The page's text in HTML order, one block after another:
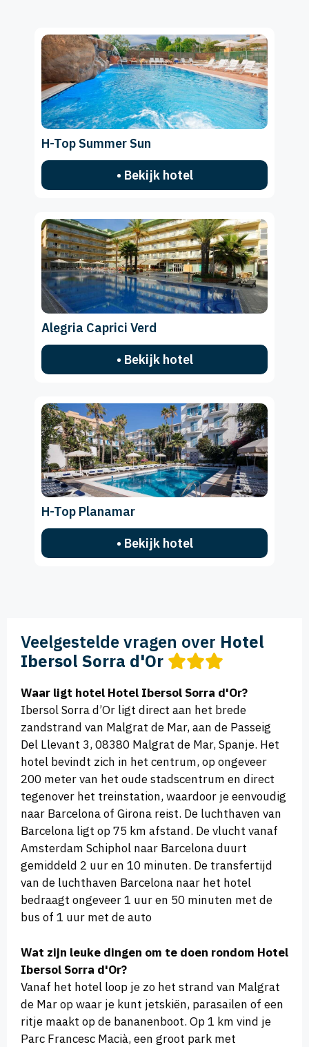
H-Top Summer Sun
• Bekijk hotel
Alegria Caprici Verd
• Bekijk hotel
H-Top Planamar
• Bekijk hotel
Veelgestelde vragen over Hotel
Ibersol Sorra d'Or
Waar ligt hotel Hotel Ibersol Sorra d'Or?
Ibersol Sorra d’Or ligt direct aan het brede
zandstrand van Malgrat de Mar, aan de Passeig
Del Llevant 3, 08380 Malgrat de Mar, Spanje. Het
hotel bevindt zich in het centrum, op ongeveer
200 meter van het oude stadscentrum en direct
tegenover het treinstation, waardoor je eenvoudig
naar Barcelona of Girona reist. De luchthaven van
Barcelona ligt op 75 km afstand. De vlucht vanaf
Amsterdam Schiphol naar Barcelona duurt
gemiddeld 2 uur en 10 minuten. De transfertijd
van de luchthaven Barcelona naar het hotel
bedraagt ongeveer 1 uur en 50 minuten met de
bus of 1 uur met de auto
Wat zijn leuke dingen om te doen rondom Hotel
Ibersol Sorra d'Or?
Vanaf het hotel loop je zo het strand van Malgrat
de Mar op waar je kunt jetskiën, parasailen of een
ritje maakt op de bananenboot. Op 1 km vind je
Parc Francesc Macià, een groot park met